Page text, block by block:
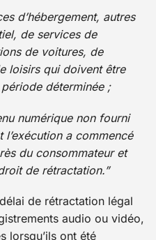
d’hébergement, autres
de services de
de voitures, de
loisirs qui doivent être
déterminée ;
numérique non fourni
a commencé
du consommateur et
de rétractation.”
de rétractation légal
audio ou vidéo,
lorsqu’ils ont été